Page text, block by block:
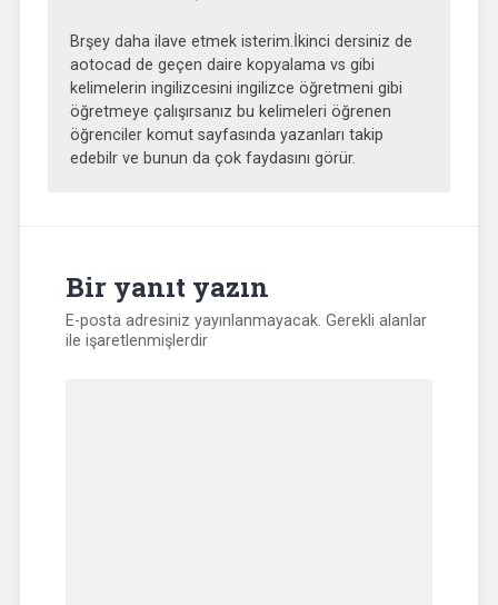
Brşey daha ilave etmek isterim.İkinci dersiniz de
aotocad de geçen daire kopyalama vs gibi
kelimelerin ingilizcesini ingilizce öğretmeni gibi
öğretmeye çalışırsanız bu kelimeleri öğrenen
öğrenciler komut sayfasında yazanları takip
edebilr ve bunun da çok faydasını görür.
Bir yanıt yazın
E-posta adresiniz yayınlanmayacak. Gerekli alanlar
ile işaretlenmişlerdir